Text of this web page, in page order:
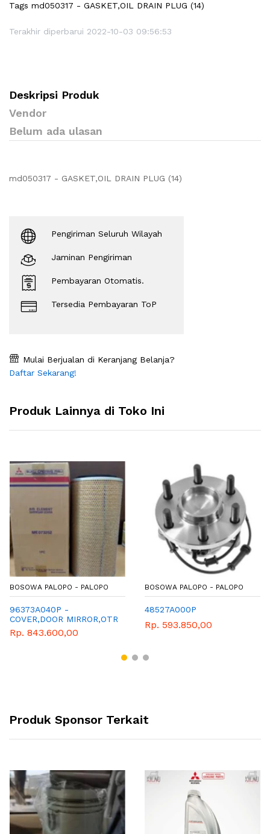
Tags md050317 - GASKET,OIL DRAIN PLUG (14)
Terakhir diperbarui 2022-10-03 09:56:53
Deskripsi Produk
Vendor
Belum ada ulasan
md050317 - GASKET,OIL DRAIN PLUG (14)
Pengiriman Seluruh Wilayah
Jaminan Pengiriman
Pembayaran Otomatis.
Tersedia Pembayaran ToP
Mulai Berjualan di Keranjang Belanja?
Daftar Sekarang!
Produk Lainnya di Toko Ini
BOSOWA PALOPO - PALOPO
96373A040P -
COVER,DOOR MIRROR,OTR
RH
Rp. 843.600,00
BOSOWA PALOPO - PALOPO
48527A000P
Rp. 593.850,00
Produk Sponsor Terkait